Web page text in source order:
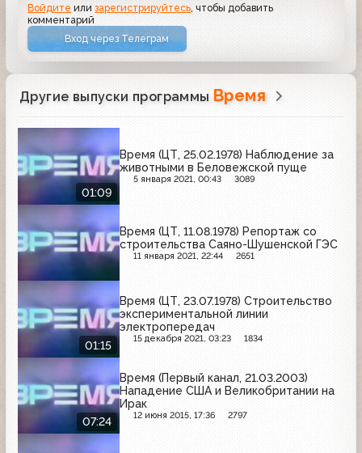
Войдите илизарегистрируйтесь , чтобы добавить
комментарий
Вход через Телеграм
Другие выпуски программы Время
01:09
Время (ЦТ, 25.02.1978) Наблюдение за
животными в Беловежской пуще
5 января 2021, 00:43 3089
Время (ЦТ, 11.08.1978) Репортаж со
строительства Саяно-Шушенской ГЭС
11 января 2021, 22:44 2651
01:15
Время (ЦТ, 23.07.1978) Строительство
экспериментальной линии
электропередач
15 декабря 2021, 03:23 1834
07:24
Время (Первый канал, 21.03.2003)
Нападение США и Великобритании на
Ирак
12 июня 2015, 17:36 2797